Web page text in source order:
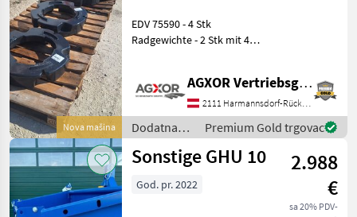
John Deere
Fendt
Prikaži
sve
(51)
MODEL
Nova mašina
Neutraktore
EDV 75590 - 4 Stk
Radgewichte - 2 Stk mit 454
Weinviertel Das
Verkaufsteam der Fa. Agxor
zeigt Ihnen da
AGXOR Vertriebsgesellschaft Ost GmbH
2111 Harmannsdorf-Rückersdorf
Dodatna
oprema za
traktore /
Premium Gold trgovac
Sonstige GHU 10
2.988
€
sa 20% PDV-
God. pr. 2022